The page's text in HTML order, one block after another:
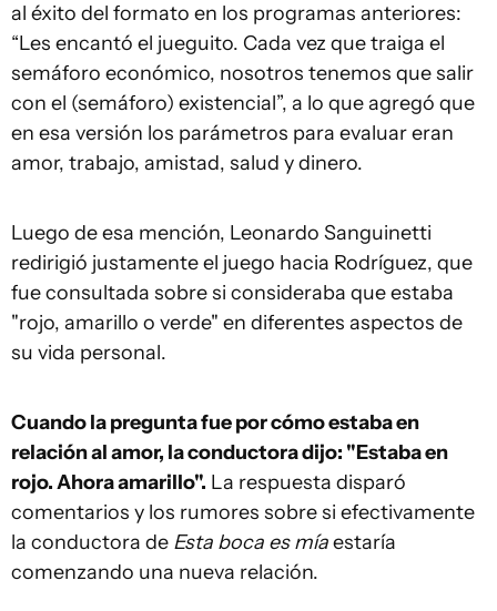
al éxito del formato en los programas anteriores:
“Les encantó el jueguito. Cada vez que traiga el
semáforo económico, nosotros tenemos que salir
con el (semáforo) existencial”, a lo que agregó que
en esa versión los parámetros para evaluar eran
amor, trabajo, amistad, salud y dinero.
Luego de esa mención, Leonardo Sanguinetti
redirigió justamente el juego hacia Rodríguez, que
fue consultada sobre si consideraba que estaba
"rojo, amarillo o verde" en diferentes aspectos de
su vida personal.
Cuando la pregunta fue por cómo estaba en
relación al amor, la conductora dijo: "Estaba en
rojo. Ahora amarillo". La respuesta disparó
comentarios y los rumores sobre si efectivamente
la conductora de Esta boca es míaestaría
comenzando una nueva relación.